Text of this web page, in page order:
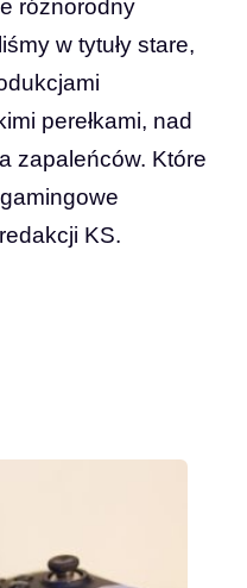
różnorodny
w tytuły stare,
perełkami, nad
zapaleńców. Które
KS.